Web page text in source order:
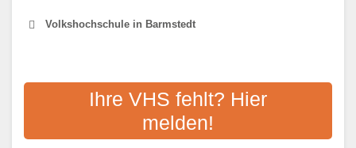
Volkshochschule in Barmstedt
VOLKSHOCHSCHULE DER
STADT BARMSTEDT
Am Markt 1, 25355 Barmstedt
Aktualisiert: August 2021
Ihre VHS fehlt? Hier
melden!